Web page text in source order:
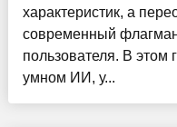
характеристик, а
современный
пользователя. В этом
умном ИИ, у...